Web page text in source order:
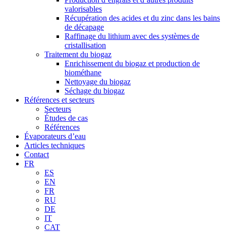
valorisables
Récupération des acides et du zinc dans les bains
de décapage
Raffinage du lithium avec des systèmes de
cristallisation
Traitement du biogaz
Enrichissement du biogaz et production de
biométhane
Nettoyage du biogaz
Séchage du biogaz
Références et secteurs
Secteurs
Études de cas
Références
Évaporateurs d’eau
Articles techniques
Contact
FR
ES
EN
FR
RU
DE
IT
CAT